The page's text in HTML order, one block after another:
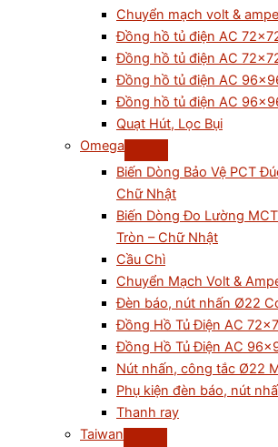
Chuyển mạch volt &
Đồng hồ tủ điện AC
Đồng hồ tủ điện AC
Đồng hồ tủ điện AC
Đồng hồ tủ điện AC
Quạt Hút, Lọc Bụi
Omega
Biến Dòng Bảo Vệ PCT
Chữ Nhật
Biến Dòng Đo Lường
Tròn – Chữ Nhật
Cầu Chì
Chuyển Mạch Volt &
Đèn báo, nút nhấn Ø22
Đồng Hồ Tủ Điện AC
Đồng Hồ Tủ Điện AC
Nút nhấn, công tắc Ø22
Phụ kiện đèn báo, nút
Thanh ray
Taiwan